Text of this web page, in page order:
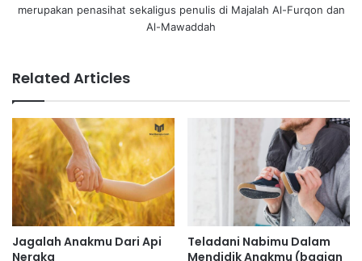
merupakan penasihat sekaligus penulis di Majalah Al-Furqon dan
Al-Mawaddah
Related Articles
Jagalah Anakmu Dari Api
Neraka
Teladani Nabimu Dalam
Mendidik Anakmu (bagian